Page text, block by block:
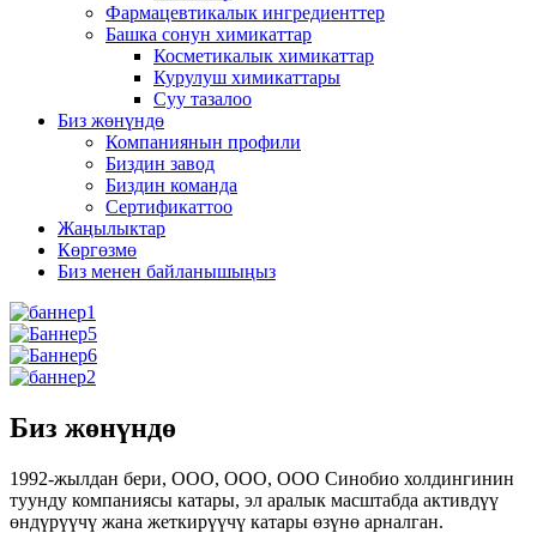
Фармацевтикалык ингредиенттер
Башка сонун химикаттар
Косметикалык химикаттар
Курулуш химикаттары
Суу тазалоо
Биз жөнүндө
Компаниянын профили
Биздин завод
Биздин команда
Сертификаттоо
Жаңылыктар
Көргөзмө
Биз менен байланышыңыз
Биз жөнүндө
1992-жылдан бери, ООО, ООО, ООО Синобио холдингинин
туунду компаниясы катары, эл аралык масштабда активдүү
өндүрүүчү жана жеткирүүчү катары өзүнө арналган.